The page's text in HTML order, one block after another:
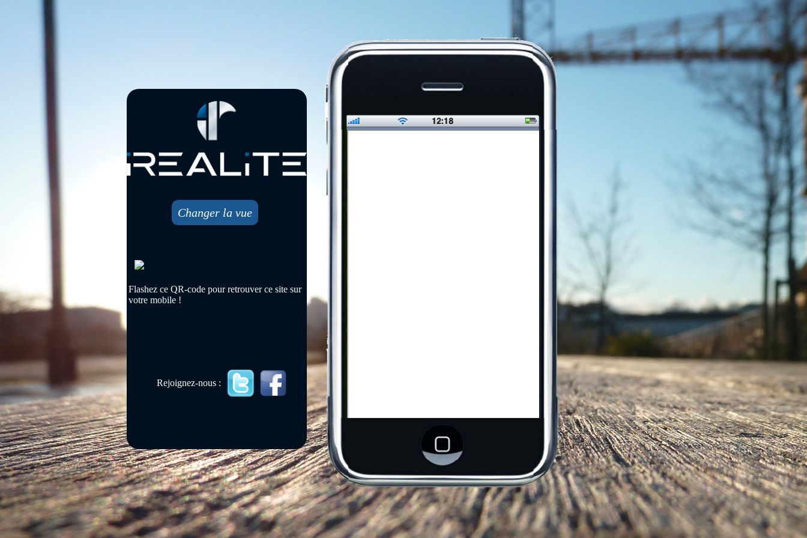
Changer la vue
Flashez ce QR-code pour retrouver ce site sur
votre mobile !
Rejoignez-nous :